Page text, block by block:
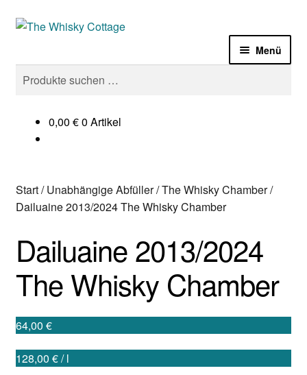
Zur
Zum
Menü
Laden
Sale%
Gin
Termine
Impressum
Mein Konto
Suchen
nach:
Suchen
0,00 €0 Artikel
Start/Unabhängige Abfüller/The Whisky Chamber/
Dailuaine 2013/2024 The Whisky Chamber
Dailuaine 2013/2024
The Whisky Chamber
64,00 €
128,00 €/l